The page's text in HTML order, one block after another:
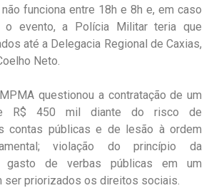
funciona entre 18h e 8h e, em caso
o evento, a Polícia Militar teria que
até a Delegacia Regional de Caxias,
Neto.
questionou a contratação de um
R$ 450 mil diante do risco de
contas públicas e de lesão à ordem
violação do princípio da
gasto de verbas públicas em um
ser priorizados os direitos sociais.